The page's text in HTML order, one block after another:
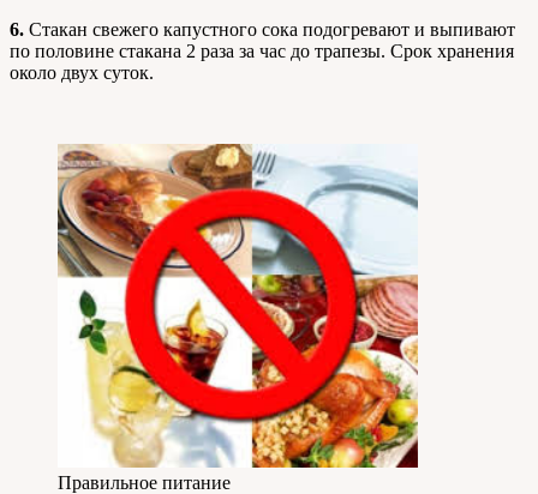
6. Стакан свежего капустного сока подогревают и выпивают
по половине стакана 2 раза за час до трапезы. Срок хранения
около двух суток.
Правильное питание